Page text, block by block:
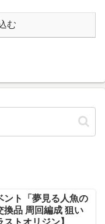
む
ント「夢見る人魚の
換品 周回編成 狙い
トオリジン】